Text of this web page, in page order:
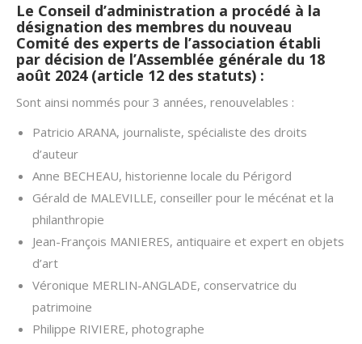
Le Conseil d’administration a procédé à la
désignation des membres du nouveau
Comité des experts de l’association établi
par décision de l’Assemblée générale du 18
août 2024 (article 12 des statuts) :
Sont ainsi nommés pour 3 années, renouvelables :
Patricio ARANA, journaliste, spécialiste des droits
d’auteur
Anne BECHEAU, historienne locale du Périgord
Gérald de MALEVILLE, conseiller pour le mécénat et la
philanthropie
Jean-François MANIERES, antiquaire et expert en objets
d’art
Véronique MERLIN-ANGLADE, conservatrice du
patrimoine
Philippe RIVIERE, photographe